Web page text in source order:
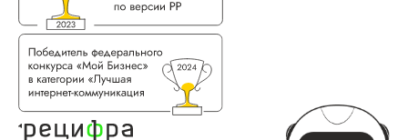
предпринимателей
Сообщить о нарушении
АвтоУСН
Иностранным гражданам